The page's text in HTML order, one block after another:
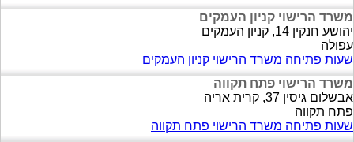
משרד הרישוי קניון העמקים
יהושע חנקין 14, קניון העמקים
עפולה
שעות פתיחה משרד הרישוי קניון העמקים
משרד הרישוי פתח תקווה
אבשלום גיסין 37, קרית אריה
פתח תקווה
שעות פתיחה משרד הרישוי פתח תקווה